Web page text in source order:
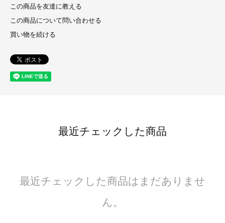
この商品を友達に教える
この商品について問い合わせる
買い物を続ける
最近チェックした商品
最近チェックした商品はまだありませ
ん。